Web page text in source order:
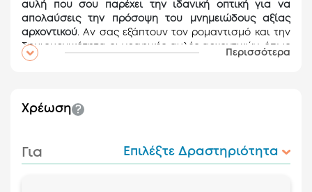
αυλή που σου παρέχει την ιδανική οπτική για να
απολαύσεις την πρόσοψη του μνημειώδους αξίας
αρχοντικού. Αν σας εξάπτουν τον ρομαντισμό και την
δημιουργικότητα οι γραφικές αυλές αρχοντικών, όπως
αυτές που απεικονίζονται στον ρετρό ελληνικό
εντοπίσατε την δική σας ονειρική αυλή για την
διοργάνωση της εκδήλωσής σας. Με φόντο την
προσαρμοσμένη στην ανάγκες του χώρου της
Περισσότερα
Χρέωση
Για Επιλέξτε Δραστηριότητα